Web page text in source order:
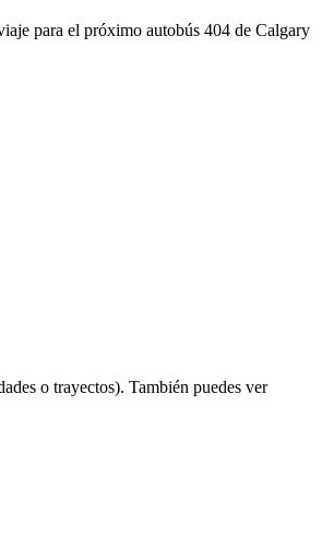
para el próximo autobús 404 de Calgary
o trayectos). También puedes ver